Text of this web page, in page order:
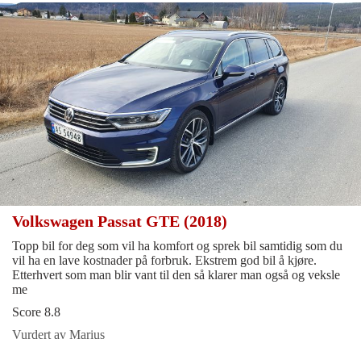
Volkswagen Passat GTE (2018)
Topp bil for deg som vil ha komfort og sprek bil samtidig som du
vil ha en lave kostnader på forbruk. Ekstrem god bil å kjøre.
Etterhvert som man blir vant til den så klarer man også og veksle
me
Score 8.8
Vurdert av Marius